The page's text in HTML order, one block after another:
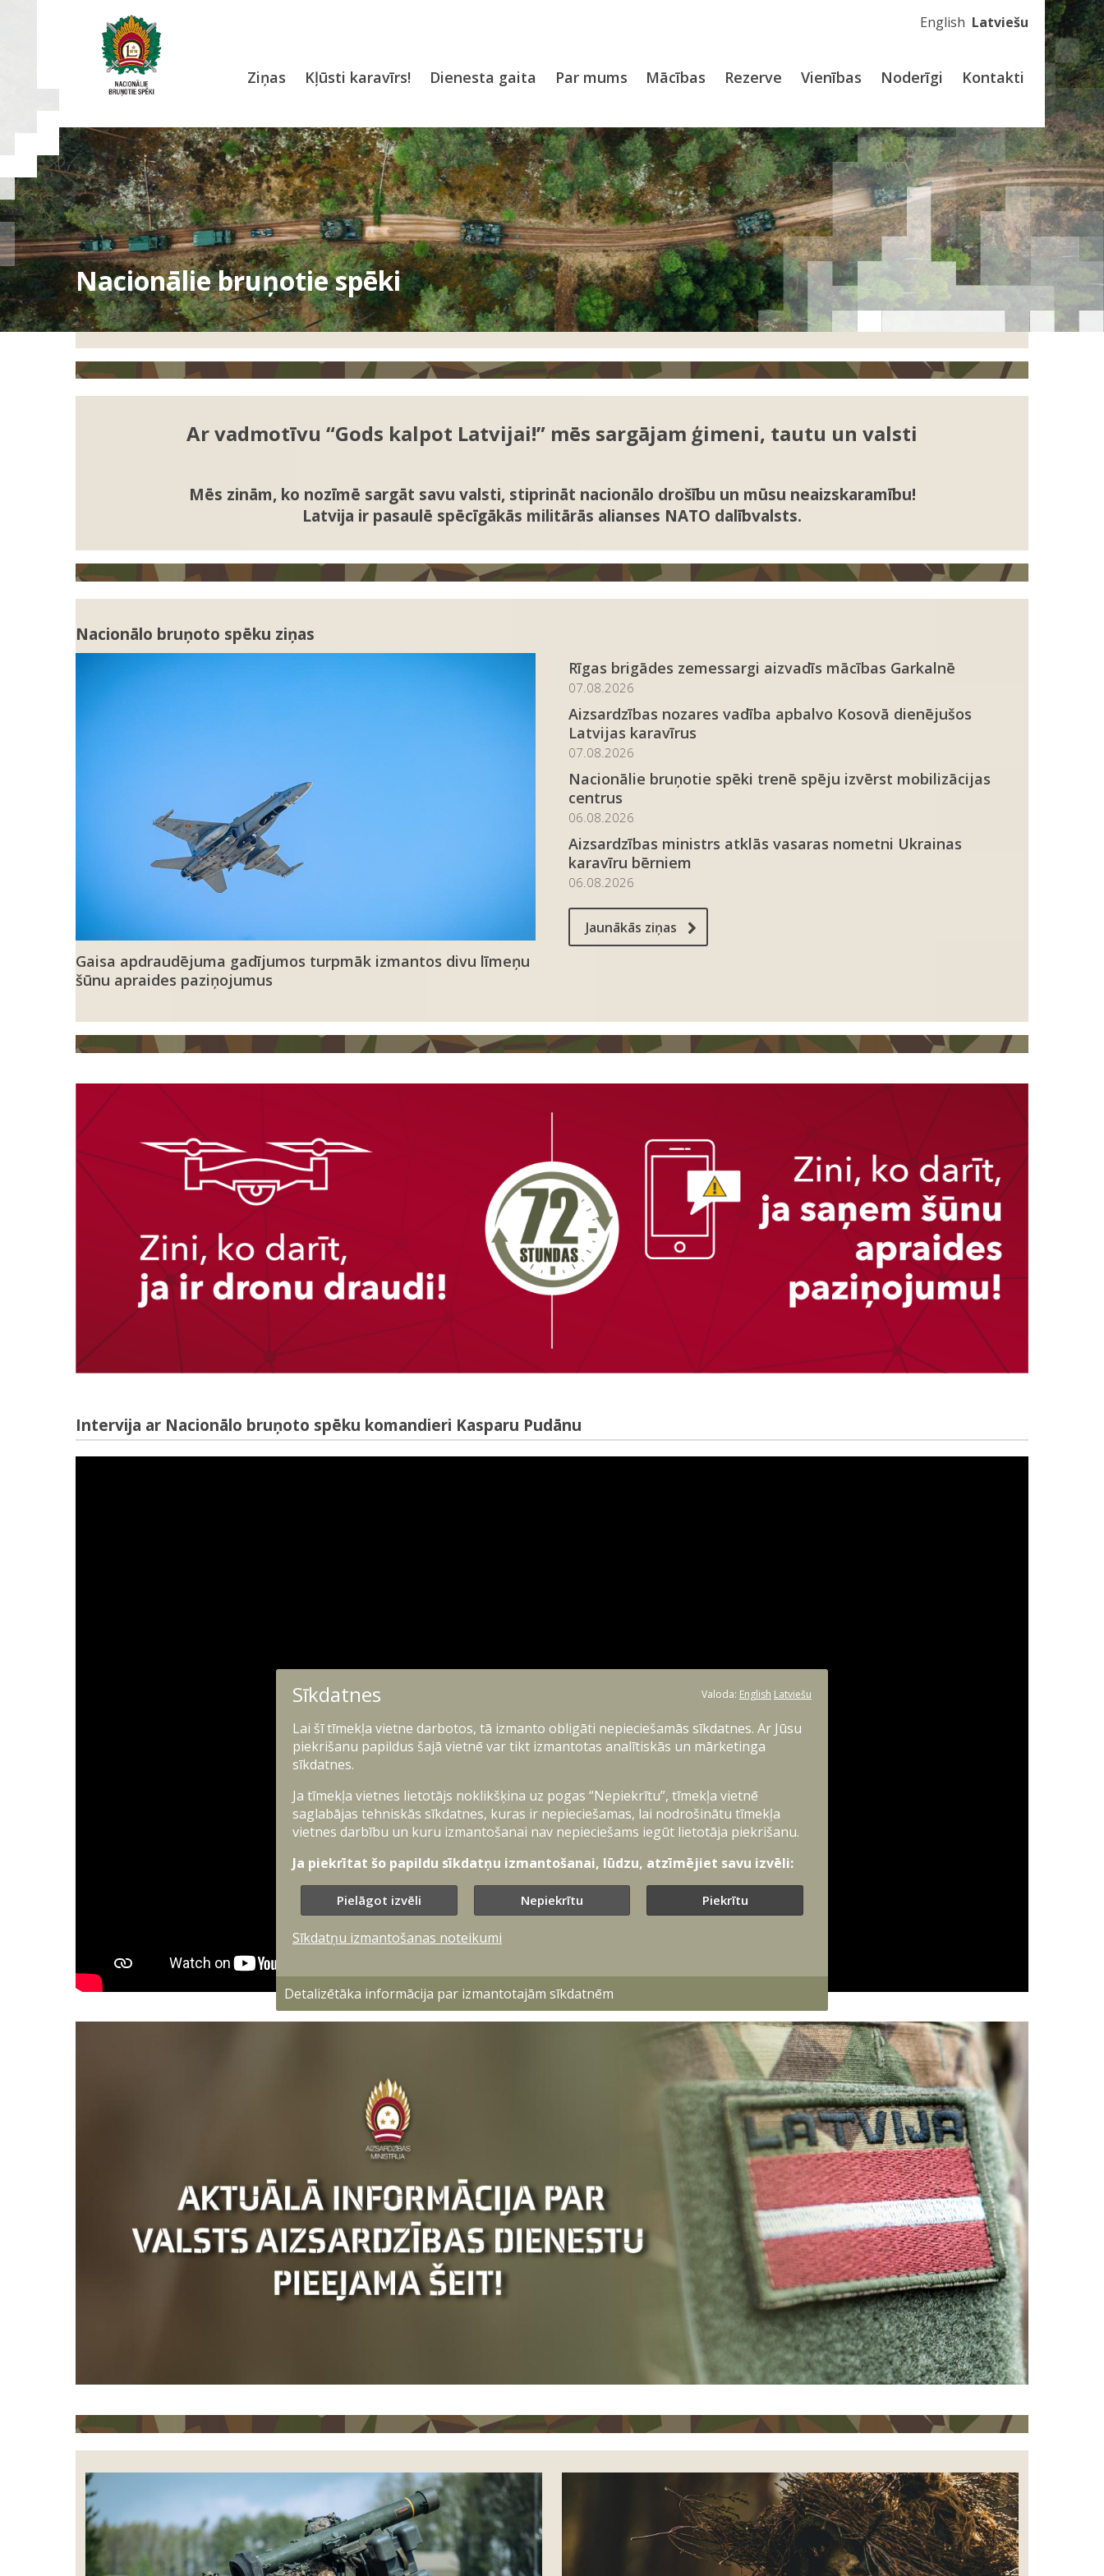
English Latviešu
Ziņas Kļūsti karavīrs! Dienesta gaita Par mums Mācības Rezerve Vienības Noderīgi Kontakti
Nacionālie bruņotie spēki
Ar vadmotīvu “Gods kalpot Latvijai!” mēs sargājam ģimeni, tautu un valsti
Mēs zinām, ko nozīmē sargāt savu valsti, stiprināt nacionālo drošību un mūsu neaizskaramību!
Latvija ir pasaulē spēcīgākās militārās alianses NATO dalībvalsts.
Nacionālo bruņoto spēku ziņas
Gaisa apdraudējuma gadījumos turpmāk izmantos divu līmeņu
šūnu apraides paziņojumus
Rīgas brigādes zemessargi aizvadīs mācības Garkalnē
07.08.2026
Aizsardzības nozares vadība apbalvo Kosovā dienējušos
Latvijas karavīrus
07.08.2026
Nacionālie bruņotie spēki trenē spēju izvērst mobilizācijas
centrus
06.08.2026
Aizsardzības ministrs atklās vasaras nometni Ukrainas
karavīru bērniem
06.08.2026
Jaunākās ziņas
Intervija ar Nacionālo bruņoto spēku komandieri Kasparu Pudānu
Sīkdatnes Valoda: English Latviešu
Lai šī tīmekļa vietne darbotos, tā izmanto obligāti nepieciešamās sīkdatnes. Ar Jūsu
piekrišanu papildus šajā vietnē var tikt izmantotas analītiskās un mārketinga
sīkdatnes.
Ja tīmekļa vietnes lietotājs noklikšķina uz pogas “Nepiekrītu”, tīmekļa vietnē
saglabājas tehniskās sīkdatnes, kuras ir nepieciešamas, lai nodrošinātu tīmekļa
vietnes darbību un kuru izmantošanai nav nepieciešams iegūt lietotāja piekrišanu.
Ja piekrītat šo papildu sīkdatņu izmantošanai, lūdzu, atzīmējiet savu izvēli:
Pielāgot izvēli Nepiekrītu Piekrītu
Sīkdatņu izmantošanas noteikumi
Detalizētāka informācija par izmantotajām sīkdatnēm